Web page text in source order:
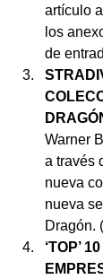
artículo
los
de
Warner
a través
nueva
nueva
Dragón. (
‘TOP’